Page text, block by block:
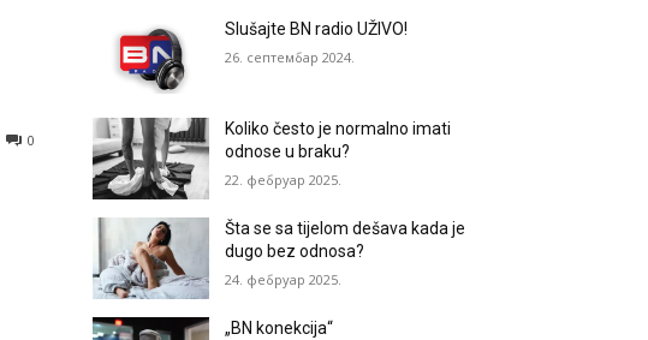
0
Slušajte BN radio UŽIVO!
26. септембар 2024.
Koliko često je normalno imati
odnose u braku?
22. фебруар 2025.
Šta se sa tijelom dešava kada je
dugo bez odnosa?
24. фебруар 2025.
„BN konekcija“